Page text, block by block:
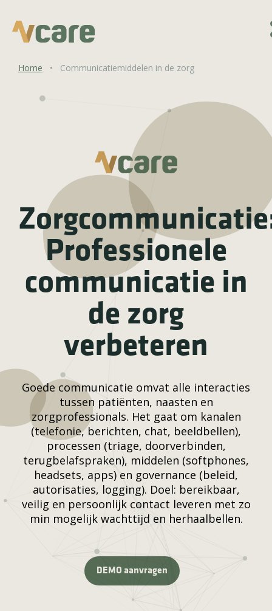
Home • Communicatiemiddelen in de zorg
Professionele
communicatie in
de zorg
verbeteren
Goede communicatie omvat alle interacties
tussen patiënten, naasten en
zorgprofessionals. Het gaat om kanalen
(telefonie, berichten, chat, beeldbellen),
processen (triage, doorverbinden,
terugbelafspraken), middelen (softphones,
headsets, apps) en governance (beleid,
autorisaties, logging). Doel: bereikbaar,
veilig en persoonlijk contact leveren met zo
min mogelijk wachttijd en herhaalbellen.
DEMO aanvragen